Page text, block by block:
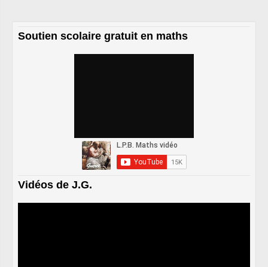
Soutien scolaire gratuit en maths
Vidéos de J.G.